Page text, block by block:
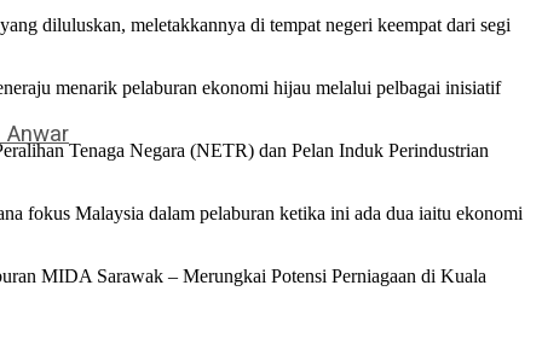
Anwar
diluluskan, meletakkannya di tempat negeri keempat dari segi
menarik pelaburan ekonomi hijau melalui pelbagai inisiatif
Tenaga Negara (NETR) dan Pelan Induk Perindustrian
fokus Malaysia dalam pelaburan ketika ini ada dua iaitu ekonomi
MIDA Sarawak – Merungkai Potensi Perniagaan di Kuala